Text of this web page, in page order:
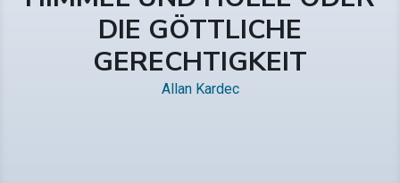
DIE GÖTTLICHE
GERECHTIGKEIT
Allan Kardec